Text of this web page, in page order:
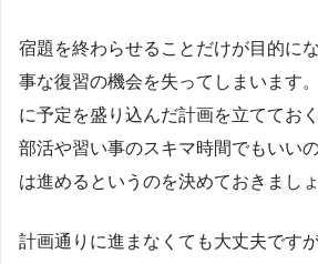
宿題を終わらせることだけが目的に
事な復習の機会を失ってしまいます
に予定を盛り込んだ計画を立ててお
部活や習い事のスキマ時間でもいい
は進めるというのを決めておきましょ
計画通りに進まなくても大丈夫です